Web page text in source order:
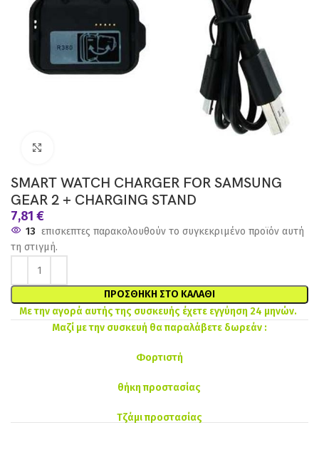
SMART WATCH CHARGER FOR SAMSUNG
GEAR 2 + CHARGING STAND
7,81 €
13 επισκεπτες παρακολουθούν το συγκεκριμένο προϊόν αυτή
τη στιγμή.
ΠΡΟΣΘΉΚΗ ΣΤΟ ΚΑΛΆΘΙ
Με την αγορά αυτής της συσκευής έχετε εγγύηση 24 μηνών.
Μαζί με την συσκευή θα παραλάβετε δωρεάν :
Φορτιστή
θήκη προστασίας
Τζάμι προστασίας